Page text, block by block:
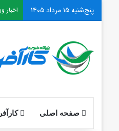
پنج‌شنبه ۱۵ مرداد ۱۴۰۵ اخبار
صفحه اصلی